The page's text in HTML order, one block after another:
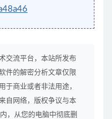
交流平台，本站所发布
件的解密分析文章仅限
于商业或者非法用途，
自网络，版权争议与本
，从您的电脑中彻底删